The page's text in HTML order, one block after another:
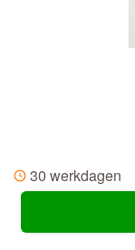
30 werkdagen